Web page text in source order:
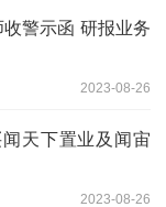
警示函 研报业务
2023-08-26
天下置业及闻宙
2023-08-26